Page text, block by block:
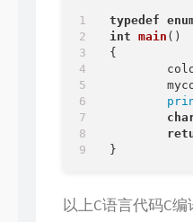
typedef
int main ()
{
以上C语言代码C编